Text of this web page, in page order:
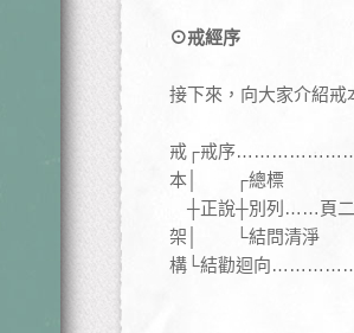
⊙戒經序
接下來，向大家介紹
戒┌戒序…………………
本│ ┌總標
┼正說┼別列……頁二
架│ └結問清淨
構└結勸迴向……………